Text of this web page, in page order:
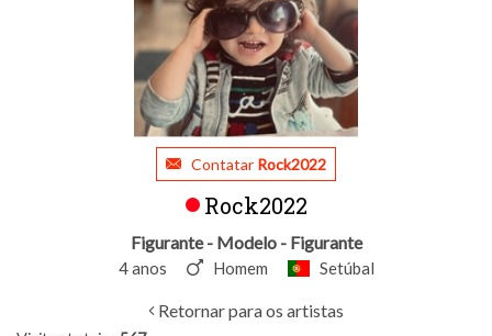
Contatar Rock2022
Rock2022
Figurante - Modelo - Figurante
4 anos Homem Setúbal
Retornar para os artistas